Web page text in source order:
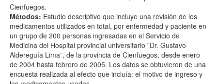
Cienfuegos.
Métodos: Estudio descriptivo que incluye una revisión de los
medicamentos utilizados en total, por enfermedad y paciente en
un grupo de 200 personas ingresadas en el Servicio de
Medicina del Hospital provincial universitario ¨Dr. Gustavo
Aldereguía Lima¨, de la provincia de Cienfuegos, desde enero
de 2004 hasta febrero de 2005. Los datos se obtuvieron de una
encuesta realizada al efecto que incluía: el motivo de ingreso y